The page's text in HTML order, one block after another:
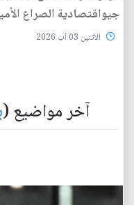
جيواقتصادية الصراع
الأثنين 03 آب 2026
آخر مواضيع (